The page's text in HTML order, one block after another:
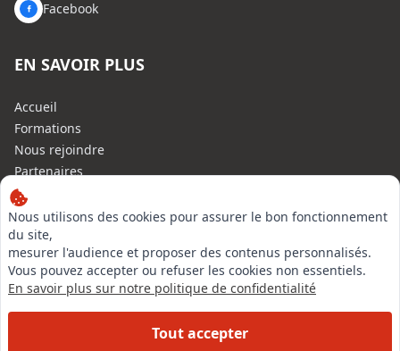
Nous utilisons des cookies pour assurer le bon fonctionnement
du site,
mesurer l'audience et proposer des contenus personnalisés.
Vous pouvez accepter ou refuser les cookies non essentiels.
En savoir plus sur notre politique de confidentialité
Tout accepter
Facebook
EN SAVOIR PLUS
Accueil
Formations
Nous rejoindre
Partenaires
Autres missions
Le C.N.E.
Membre IVSC
Logiciel
L’Expert
Tarifs
Experts Immobiliers par régions